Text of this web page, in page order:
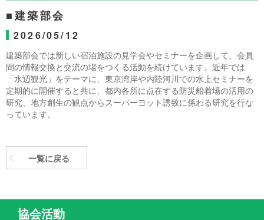
■建築部会
2026/05/12
建築部会では新しい宿泊施設の見学会やセミナーを企画して、会員
間の情報交換と交流の場をつくる活動を続けています。近年では
「水辺観光」をテーマに、東京湾岸や内陸河川での水上セミナーを
定期的に開催すると共に、都内各所に点在する防災船着場の活用の
研究、地方創生の観点からスーパーヨット誘致に係わる研究を行な
っています。
一覧に戻る
協会活動